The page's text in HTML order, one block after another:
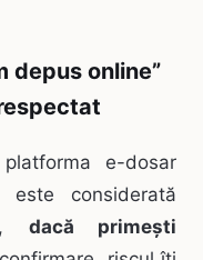
depus online”
e-dosar
considerată
dacă primești